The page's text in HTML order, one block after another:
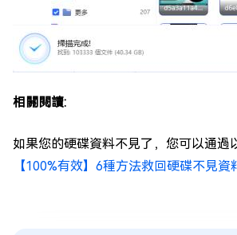
相關閱讀:
如果您的硬碟資料不見了，您可以通過
【100%有效】6種方法救回硬碟不見資